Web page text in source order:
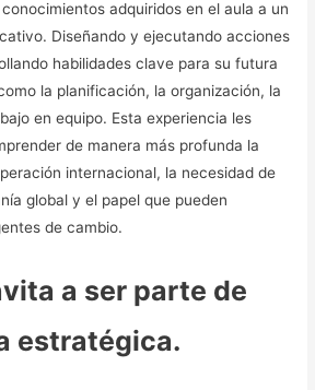
adquiridos en el aula a un
Diseñando y ejecutando acciones
habilidades clave para su futura
la planificación, la organización, la
en equipo. Esta experiencia les
de manera más profunda la
internacional, la necesidad de
global y el papel que pueden
de cambio.
a ser parte de
estratégica.